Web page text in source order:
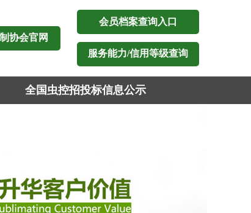
协会官网
服务能力/信用等级查询
会员档案查询入口
全国虫控招投标信息公示